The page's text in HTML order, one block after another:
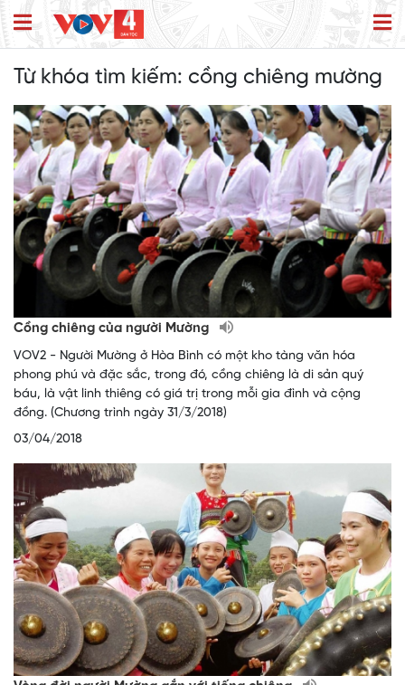
Từ khóa tìm kiếm: cồng chiêng mường
Cồng chiêng của người Mường
VOV2 - Người Mường ở Hòa Bình có một kho tàng văn hóa
phong phú và đặc sắc, trong đó, cồng chiêng là di sản quý
báu, là vật linh thiêng có giá trị trong mỗi gia đình và cộng
đồng. (Chương trình ngày 31/3/2018)
03/04/2018